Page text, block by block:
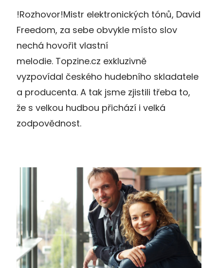
!Rozhovor!Mistr elektronických tónů, David
Freedom, za sebe obvykle místo slov
nechá hovořit vlastní
melodie. Topzine.cz exkluzivně
vyzpovídal českého hudebního skladatele
a producenta. A tak jsme zjistili třeba to,
že s velkou hudbou přichází i velká
zodpovědnost.